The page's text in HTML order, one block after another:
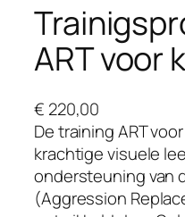
ART voor
€ 220,00
De training ART
krachtige visuele
ondersteuning van
(Aggression